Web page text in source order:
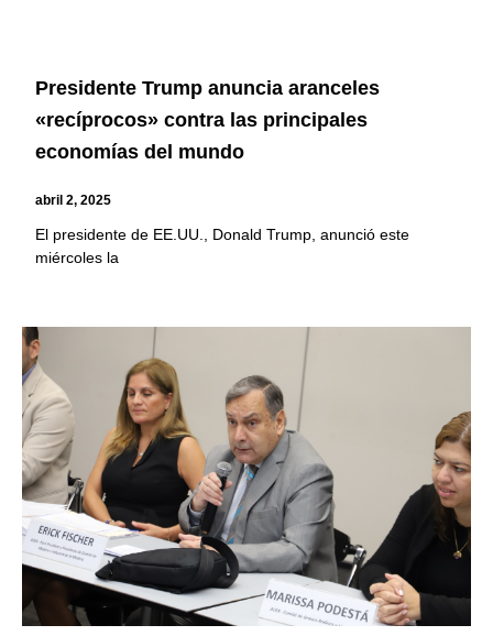
Presidente Trump anuncia aranceles
«recíprocos» contra las principales
economías del mundo
abril 2, 2025
El presidente de EE.UU., Donald Trump, anunció este
miércoles la